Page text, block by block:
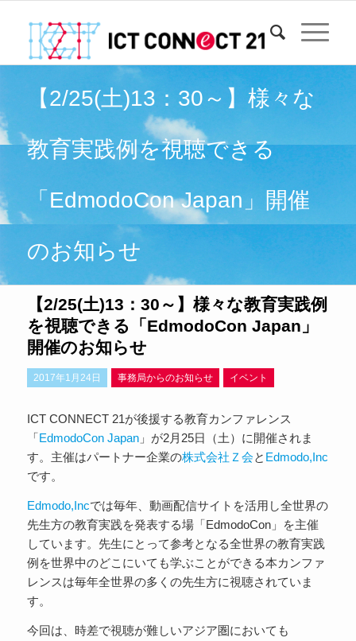
【2/25(土)13：30～】様々な
教育実践例を視聴できる
「EdmodoCon Japan」開催
のお知らせ
【2/25(土)13：30～】様々な教育実践例
を視聴できる「EdmodoCon Japan」
開催のお知らせ
2017年1月24日 事務局からのお知らせ イベント
ICT CONNECT 21が後援する教育カンファレンス
「EdmodoCon Japan」が2月25日（土）に開催されま
す。主催はパートナー企業の株式会社Ｚ会と Edmodo,Inc
です。
Edmodo,Incでは毎年、動画配信サイトを活用し全世界の
先生方の教育実践を発表する場「EdmodoCon」を主催
しています。先生にとって参考となる全世界の教育実践
例を世界中のどこにいても学ぶことができる本カンファ
レンスは毎年全世界の多くの先生方に視聴されていま
す。
今回は、時差で視聴が難しいアジア圏においても